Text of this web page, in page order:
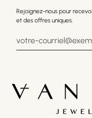
Rejoignez-nous pour
et des offres uniques.